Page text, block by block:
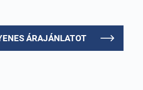
ÁRAJÁNLATOT